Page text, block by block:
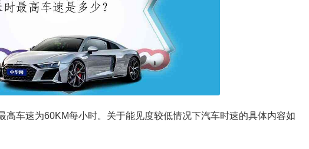
高车速为60KM每小时。关于能见度较低情况下汽车时速的具体内容如